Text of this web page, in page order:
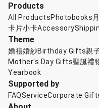
Products
All ProductsPhotobooks
卡片小卡Accessory
Theme
婚禮婚紗Birthday Gifts親
Mother's Day Gifts聖誕禮
Yearbook
Supported by
FAQServiceCorporate